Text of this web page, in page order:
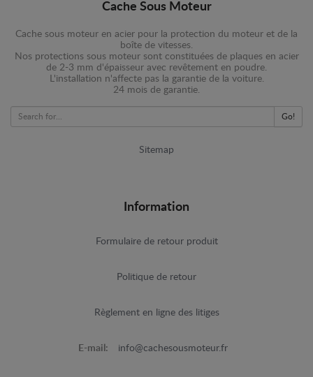
Cache Sous Moteur
Cache sous moteur en acier pour la protection du moteur et de la
boîte de vitesses.
Nos protections sous moteur sont constituées de plaques en acier
de 2-3 mm d'épaisseur avec revêtement en poudre.
L'installation n'affecte pas la garantie de la voiture.
24 mois de garantie.
Go!
Sitemap
Information
Formulaire de retour produit
Politique de retour
Règlement en ligne des litiges
E-mail: info@cachesousmoteur.fr